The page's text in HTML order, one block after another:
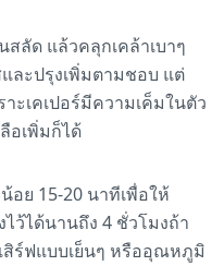
ลัด แล้วคลุกเคล้าเบาๆ
ละปรุงเพิ่มตามชอบ แต่
าะเคเปอร์มีความเค็มในตัว
อเพิ่มก็ได้
อย 15-20 นาทีเพื่อให้
ว้ได้นานถึง 4 ชั่วโมงถ้า
สิร์ฟแบบเย็นๆ หรืออุณหภูมิ